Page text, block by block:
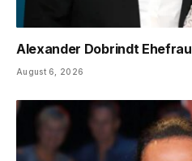
Alexander Dobrindt
August 6, 2026